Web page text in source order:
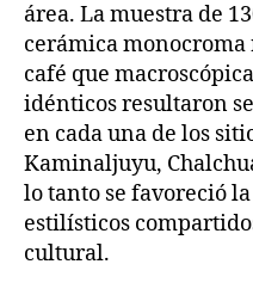
área. La muestra de
cerámica
café que
idénticos resultaron
en cada una de los
Kaminaljuyu,
lo tanto se favoreció
estilísticos
cultural.